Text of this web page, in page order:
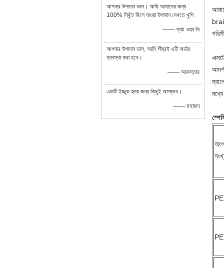
আপনার উপাদান ভাল। আমি আমাদের জন্য
100% নিখুঁত মিলে যাওয়া উপাদান দেখতে খুশি
—— গ্যাং ওয়ন লি
আপনার উপাদান ভাল, আমি শীঘ্রই এটি অর্ডার
ব্যবস্থা করা হবে।
—— আকস্তার
একটি ইচ্ছুক হৃদয় জন্য কিছুই অসম্ভব।
—— মহাজন
অংশ